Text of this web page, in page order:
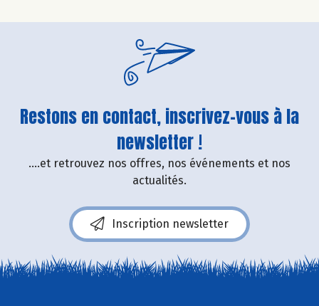
Restons en contact, inscrivez-vous à la
newsletter !
....et retrouvez nos offres, nos événements et nos
actualités.
Inscription newsletter